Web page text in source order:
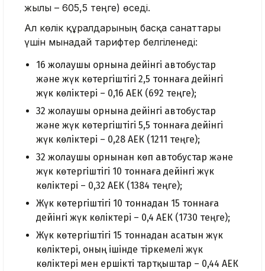
жылы – 605,5 теңге) өседі.
Ал көлік құралдарының басқа санаттары
үшін мынадай тарифтер белгіленеді:
16 жолаушы орнына дейінгі автобустар
және жүк көтергіштігі 2,5 тоннаға дейінгі
жүк көліктері – 0,16 АЕК (692 теңге);
32 жолаушы орнына дейінгі автобустар
және жүк көтергіштігі 5,5 тоннаға дейінгі
жүк көліктері – 0,28 АЕК (1211 теңге);
32 жолаушы орнынан көп автобустар және
жүк көтергіштігі 10 тоннаға дейінгі жүк
көліктері – 0,32 АЕК (1384 теңге);
Жүк көтергіштігі 10 тоннадан 15 тоннаға
дейінгі жүк көліктері – 0,4 АЕК (1730 теңге);
Жүк көтергіштігі 15 тоннадан асатын жүк
көліктері, оның ішінде тіркемелі жүк
көліктері мен ершікті тартқыштар – 0,44 АЕК